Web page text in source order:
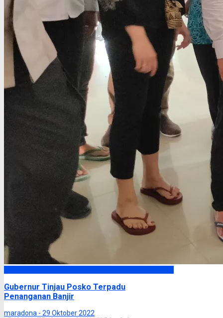
Gubernur Tinjau Posko Terpadu
Penanganan Banjir
maradona - 29 Oktober 2022